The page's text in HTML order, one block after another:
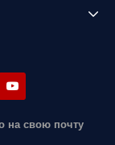
на свою почту